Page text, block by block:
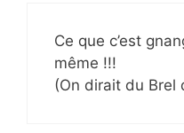
Ce que c’est
même !!!
(On dirait du Brel